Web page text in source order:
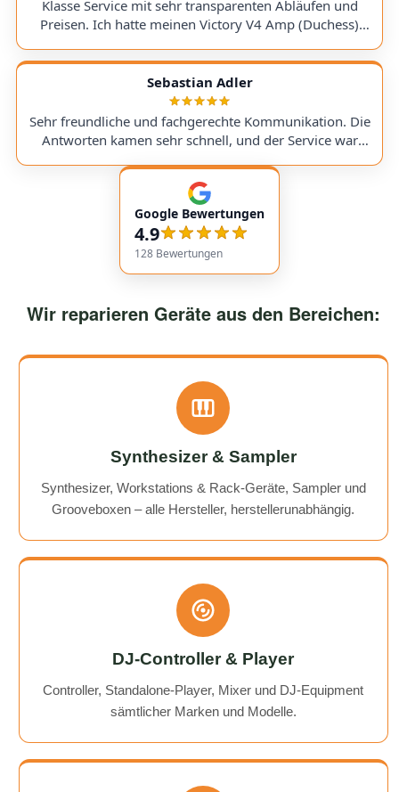
companies like this still exist!
Klasse Service mit sehr transparenten Abläufen und
Preisen. Ich hatte meinen Victory V4 Amp (Duchess)
stets genauestens informiert. Jederzeit wieder! Excellent
service with very transparent processes and pricing. I
sent in my Victory V4 Amp (Duchess). While waiting for
a replacement part, I was always kept fully informed. I
would use them again anytime!
Sebastian Adler
Sehr freundliche und fachgerechte Kommunikation. Die
Antworten kamen sehr schnell, und der Service war
empfehlenswert! Very friendly and professional
communication. Responses came very quickly, and the
service overall was extremely friendly and reliable.
Highly recommended!
Google Bewertungen
4.9
128 Bewertungen
Wir reparieren Geräte aus den Bereichen:
Synthesizer & Sampler
Synthesizer, Workstations & Rack-Geräte, Sampler und
Grooveboxen – alle Hersteller, herstellerunabhängig.
DJ-Controller & Player
Controller, Standalone-Player, Mixer und DJ-Equipment
sämtlicher Marken und Modelle.